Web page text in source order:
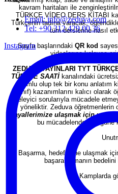
kavram haritaları ile
TÜRKÇE VİDEO DERS KİTABI
Türkçenin tadına varacak,
tüm derslerine nasıl
Sayfa başlarındaki QR kod
videolarına kolayca
ZEDUVA YAYINLARI TYT
TÜRKÇE SAATİ kanalındaki
uyumlu olup tek bir konu anlatım
sınıf) kazanımlarını kalıcı
eleyici sorularıyla mücadele
yöneliktir. Zeduva öğretmenlerin
hayallerimize ulaşmak için
bu mücadelende son güne
Başarma, hedeflerine ulaşmak
başaramamanın
Kamplarda
Email: info@zeduva.com
Tel: +90 312 429 00 36
Instagram